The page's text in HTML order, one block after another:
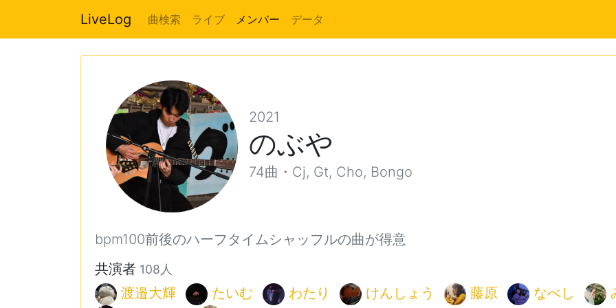
LiveLog 曲検索 ライブ メンバー データ
2021
のぶや
74曲・Cj, Gt, Cho, Bongo
bpm100前後のハーフタイムシャッフルの曲が得意
共演者 108人
渡邉大輝 たいむ わたり けんしょう 藤原 なべし